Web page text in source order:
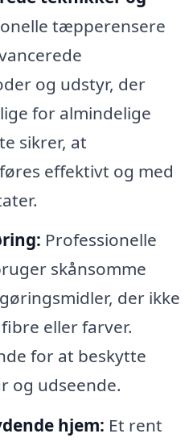
tæpperensere
og udstyr, der
for almindelige
sikrer, at
effektivt og med
Professionelle
skånsomme
der ikke
eller farver.
for at beskytte
og udseende.
hjem: Et rent